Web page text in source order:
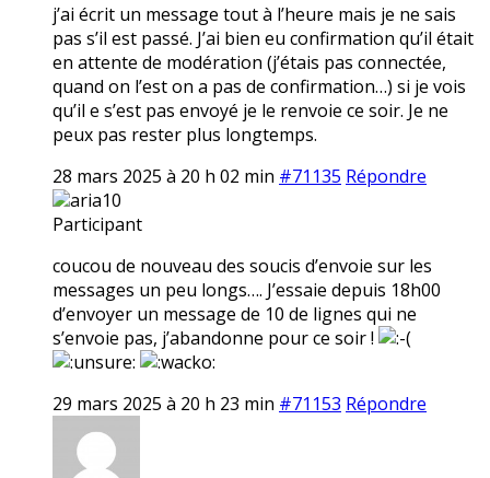
j’ai écrit un message tout à l’heure mais je ne sais
pas s’il est passé. J’ai bien eu confirmation qu’il était
en attente de modération (j’étais pas connectée,
quand on l’est on a pas de confirmation…) si je vois
qu’il e s’est pas envoyé je le renvoie ce soir. Je ne
peux pas rester plus longtemps.
28 mars 2025 à 20 h 02 min #71135 Répondre
aria10
Participant
coucou de nouveau des soucis d’envoie sur les
messages un peu longs…. J’essaie depuis 18h00
d’envoyer un message de 10 de lignes qui ne
s’envoie pas, j’abandonne pour ce soir !
29 mars 2025 à 20 h 23 min #71153 Répondre